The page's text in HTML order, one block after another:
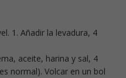
1. Añadir la levadura, 4
aceite, harina y sal, 4
normal). Volcar en un bol